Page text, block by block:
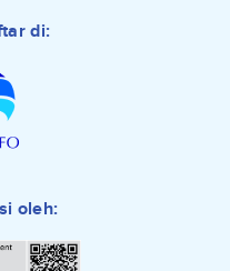
di:
oleh: